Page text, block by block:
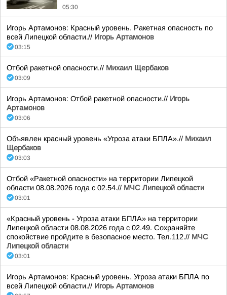
05:30
Игорь Артамонов: Красный уровень. Ракетная опасность по
всей Липецкой области.// Игорь Артамонов
03:15
Отбой ракетной опасности.// Михаил Щербаков
03:09
Игорь Артамонов: Отбой ракетной опасности.// Игорь
Артамонов
03:06
Объявлен красный уровень «Угроза атаки БПЛА».// Михаил
Щербаков
03:03
Отбой «Ракетной опасности» на территории Липецкой
области 08.08.2026 года с 02.54.// МЧС Липецкой области
03:01
«Красный уровень - Угроза атаки БПЛА» на территории
Липецкой области 08.08.2026 года с 02.49. Сохраняйте
спокойствие пройдите в безопасное место. Тел.112.// МЧС
Липецкой области
03:01
Игорь Артамонов: Красный уровень. Угроза атаки БПЛА по
всей Липецкой области.// Игорь Артамонов